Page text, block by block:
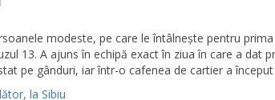
modeste, pe care le întâlneşte pentru
13. A ajuns în echipă exact în ziua în care a dat
pe gânduri, iar într-o cafenea de cartier a
la Sibiu